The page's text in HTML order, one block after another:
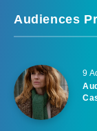
Audiences
9